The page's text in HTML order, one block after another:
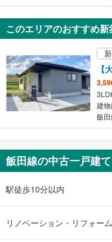
長
このエリアのおすすめ
建
飯
飯田線の中古一戸建
駅徒歩10分以内
リノベーション・リフォー